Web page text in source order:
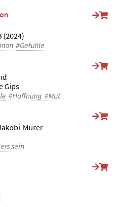
(2024)
#Gefühle
Gips
#Hoffnung #Mut
Murer
sein